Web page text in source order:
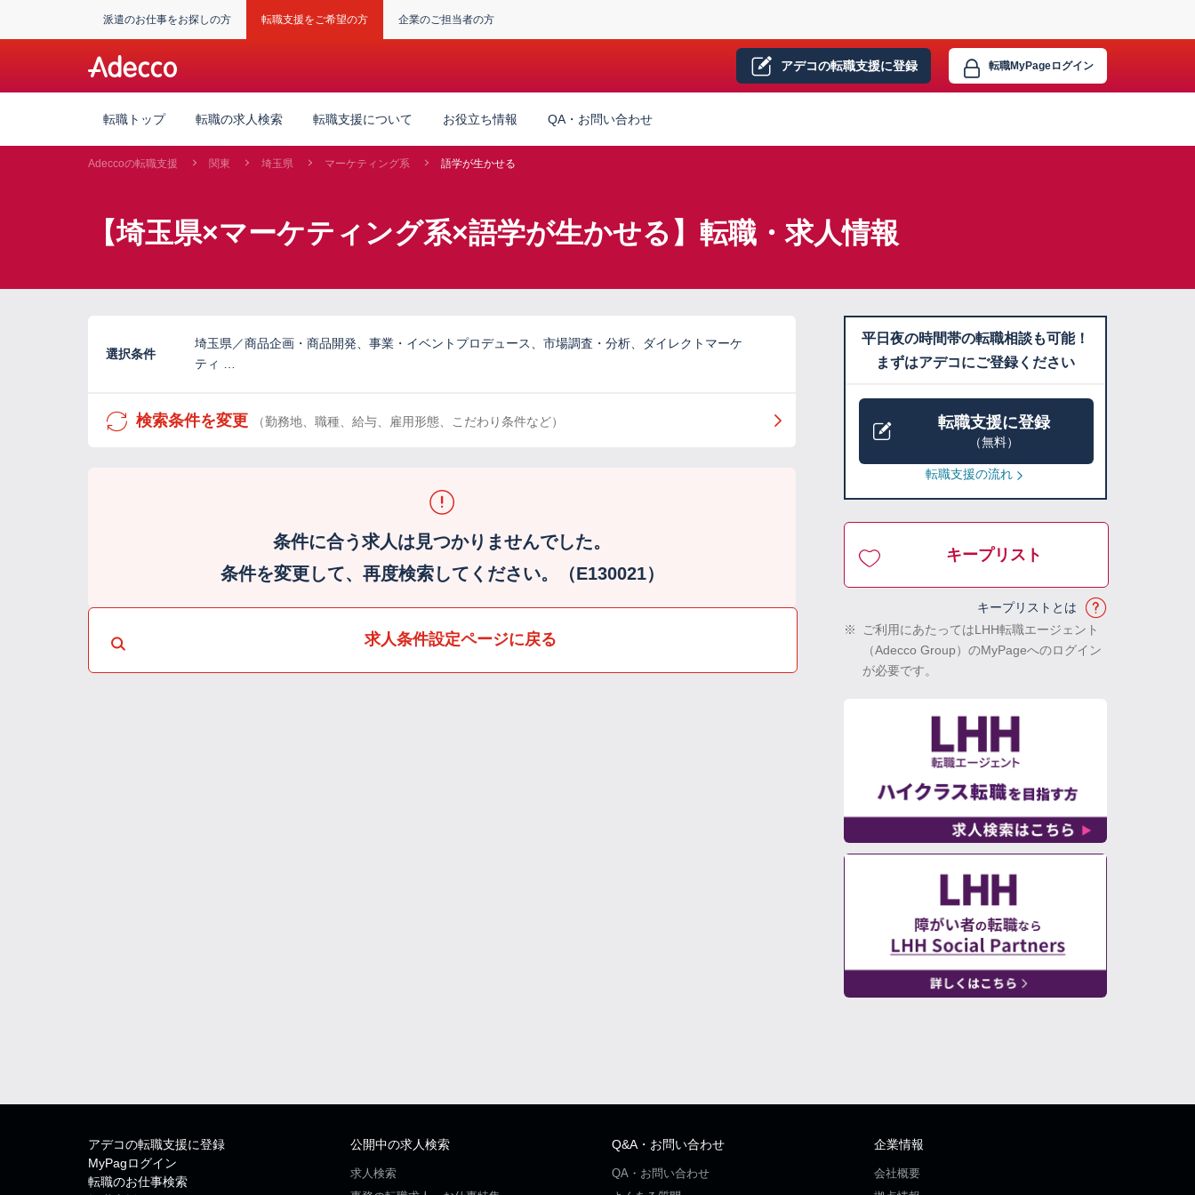
派遣のお仕事をお探しの方 転職支援をご希望の方 企業のご担当者の方
アデコの転職支援に登録 転職MyPageログイン
転職トップ 転職の求人検索 転職支援について お役立ち情報 QA・お問い合わせ
Adeccoの転職支援 関東 埼玉県 マーケティング系 語学が生かせる
【埼玉県×マーケティング系×語学が生かせる】転職・求人情報
選択条件
埼玉県／商品企画・商品開発、事業・イベントプロデュース、市場調査・分析、ダイレクトマーケ
ティ …
検索条件を変更 （勤務地、職種、給与、雇用形態、こだわり条件など）
条件に合う求人は見つかりませんでした。
条件を変更して、再度検索してください。（E130021）
求人条件設定ページに戻る
平日夜の時間帯の転職相談も可能！
まずはアデコにご登録ください
転職支援に登録
（無料）
転職支援の流れ
キープリスト
キープリストとは
※
ご利用にあたってはLHH転職エージェント
（Adecco Group）のMyPageへのログイン
が必要です。
アデコの転職支援に登録
MyPagログイン
転職のお仕事検索
公開中の求人検索
求人検索
Q&A・お問い合わせ
QA・お問い合わせ
企業情報
会社概要